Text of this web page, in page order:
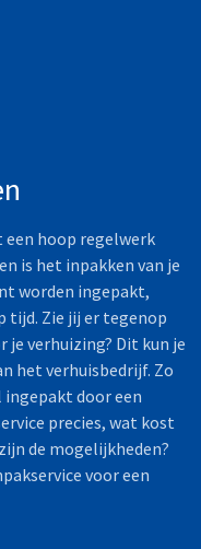
een hoop regelwerk
is het inpakken van je
worden ingepakt,
tijd. Zie jij er tegenop
verhuizing? Dit kun je
het verhuisbedrijf. Zo
door een
precies, wat kost
de mogelijkheden?
voor een